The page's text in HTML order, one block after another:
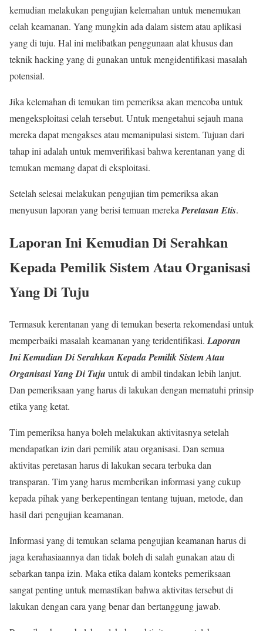
kemudian melakukan pengujian kelemahan untuk menemukan
celah keamanan. Yang mungkin ada dalam sistem atau aplikasi
yang di tuju. Hal ini melibatkan penggunaan alat khusus dan
teknik hacking yang di gunakan untuk mengidentifikasi masalah
potensial.
Jika kelemahan di temukan tim pemeriksa akan mencoba untuk
mengeksploitasi celah tersebut. Untuk mengetahui sejauh mana
mereka dapat mengakses atau memanipulasi sistem. Tujuan dari
tahap ini adalah untuk memverifikasi bahwa kerentanan yang di
temukan memang dapat di eksploitasi.
Setelah selesai melakukan pengujian tim pemeriksa akan
menyusun laporan yang berisi temuan mereka Peretasan Etis.
Laporan Ini Kemudian Di Serahkan
Kepada Pemilik Sistem Atau Organisasi
Yang Di Tuju
Termasuk kerentanan yang di temukan beserta rekomendasi untuk
memperbaiki masalah keamanan yang teridentifikasi. Laporan
Ini Kemudian Di Serahkan Kepada Pemilik Sistem Atau
Organisasi Yang Di Tuju untuk di ambil tindakan lebih lanjut.
Dan pemeriksaan yang harus di lakukan dengan mematuhi prinsip
etika yang ketat.
Tim pemeriksa hanya boleh melakukan aktivitasnya setelah
mendapatkan izin dari pemilik atau organisasi. Dan semua
aktivitas peretasan harus di lakukan secara terbuka dan
transparan. Tim yang harus memberikan informasi yang cukup
kepada pihak yang berkepentingan tentang tujuan, metode, dan
hasil dari pengujian keamanan.
Informasi yang di temukan selama pengujian keamanan harus di
jaga kerahasiaannya dan tidak boleh di salah gunakan atau di
sebarkan tanpa izin. Maka etika dalam konteks pemeriksaan
sangat penting untuk memastikan bahwa aktivitas tersebut di
lakukan dengan cara yang benar dan bertanggung jawab.